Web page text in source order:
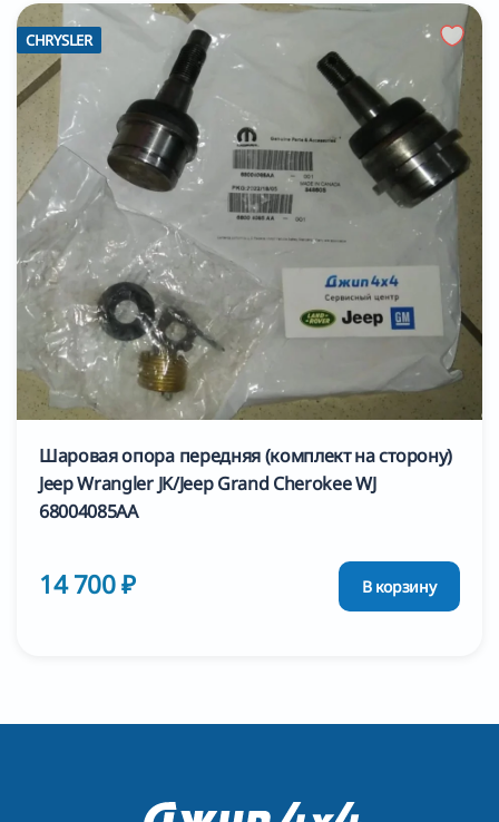
CHRYSLER
Шаровая опора передняя (комплект на сторону)
Jeep Wrangler JK/Jeep Grand Cherokee WJ
68004085AA
14 700 ₽ В корзину